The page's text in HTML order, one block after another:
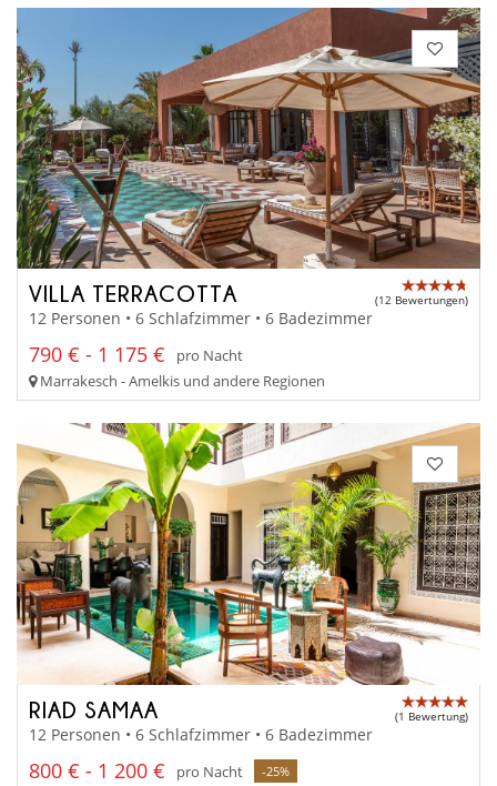
VILLA TERRACOTTA (12 Bewertungen)
12 Personen • 6 Schlafzimmer • 6 Badezimmer
790 € - 1 175 €
pro Nacht
Marrakesch - Amelkis und andere Regionen
RIAD SAMAA (1 Bewertung)
12 Personen • 6 Schlafzimmer • 6 Badezimmer
800 € - 1 200 € pro Nacht -25%